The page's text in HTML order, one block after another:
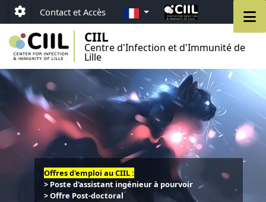
Aller au menu
Aller au contenu
Aller au pied de page
Paramétrage
Contact et Accès FR
CIIL
Centre d'Infection et d'Immunité de
Lille
Offres d'emploi au CIIL :
> Poste d'assistant ingénieur à pourvoir
> Offre Post-doctoral